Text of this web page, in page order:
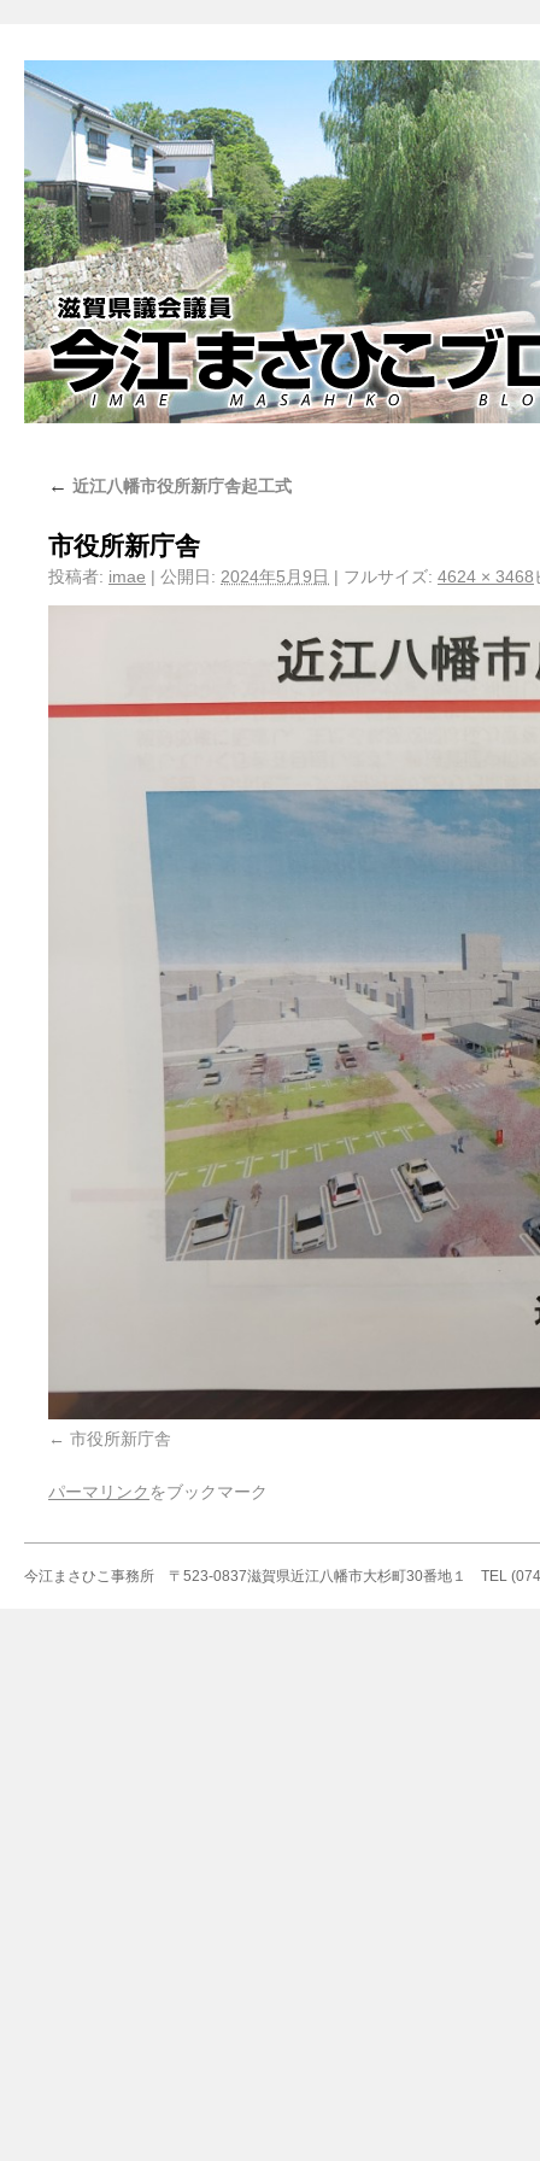
← 近江八幡市役所新庁舎起工式
市役所新庁舎
投稿者: imae | 公開日: 2024年5月9日 | フルサイズ: 4624 × 3468
市役所新庁舎
パーマリンク をブックマーク
今江まさひこ事務所 〒523-0837滋賀県近江八幡市大杉町30番地１ TEL